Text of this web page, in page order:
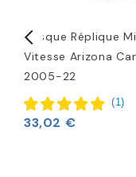
Casque Réplique
Vitesse Arizona
2005-22
(1)
33,02 €